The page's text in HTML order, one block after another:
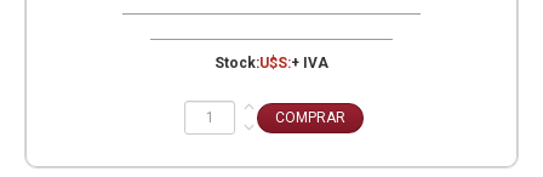
Stock:U$S:+ IVA